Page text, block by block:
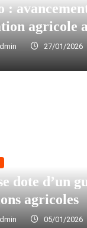
:
agricole
27/01/2026
dote d’un
agricoles
05/01/2026